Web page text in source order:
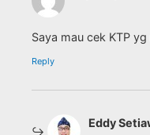
Saya mau cek KTP
Reply
Eddy